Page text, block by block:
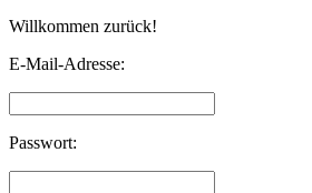
Willkommen zurück!
E-Mail-Adresse:
Passwort: